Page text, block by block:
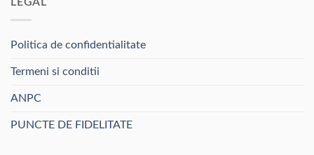
Politica de confidentialitate
Termeni si conditii
ANPC
PUNCTE DE FIDELITATE